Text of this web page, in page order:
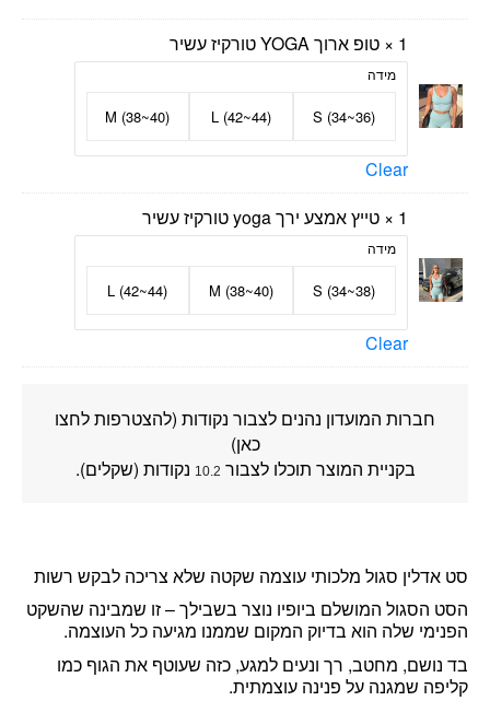
סט אדלין סגול מלכותי עוצמה שקטה שלא צריכה לבקש רשות
הסט הסגול המושלם ביופיו נוצר בשבילך – זו שמבינה שהשקט
הפנימי שלה הוא בדיוק המקום שממנו מגיעה כל העוצמה.
בד נושם, מחטב, רך ונעים למגע, כזה שעוטף את הגוף כמו
קליפה שמגנה על פנינה עוצמתית.
1 × טופ ארוך YOGA טורקיז עשיר
מידה
(S (34~36
L (42~44)
M (38~40)
Clear
1 ×
טייץ אמצע ירך yoga טורקיז עשיר
מידה
S (34~38)
M (38~40)
L (42~44)
Clear
חברות המועדון נהנים לצבור נקודות (להצטרפות לחצו
כאן)
בקניית המוצר תוכלו לצבור 10.2 נקודות (שקלים).